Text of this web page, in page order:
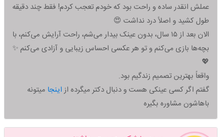
عملش انقدر ساده و راحت بود که خودم تعجب کردم! فقط چند دقیقه
طول کشید و اصلاً درد نداشت 😍
الان بعد از ۱۵ سال، بدون عینک بیدار می‌شم، راحت آرایش می‌کنم، با
بچه‌ها بازی می‌کنم و تو هر عکسی احساس زیبایی و آزادی می‌کنم ✨
💖
واقعاً بهترین تصمیم زندگیم بود.
گفتم اگر کسی عینکی هست و دنبال دکتر میگرده از اینجا میتونه
باهاشون مشاوره بگیره